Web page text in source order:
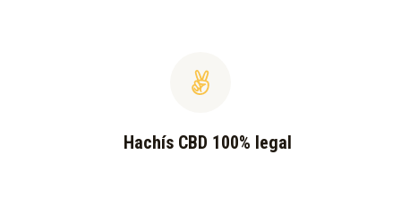
Hachís CBD 100% legal